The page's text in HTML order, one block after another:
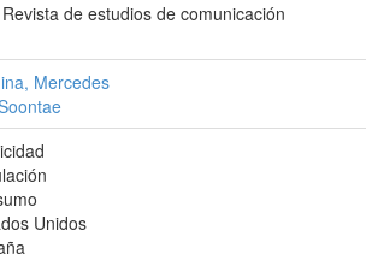
de estudios de comunicación
Mercedes
Unidos